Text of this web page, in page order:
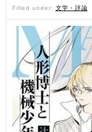
Filled under: 文学・評論